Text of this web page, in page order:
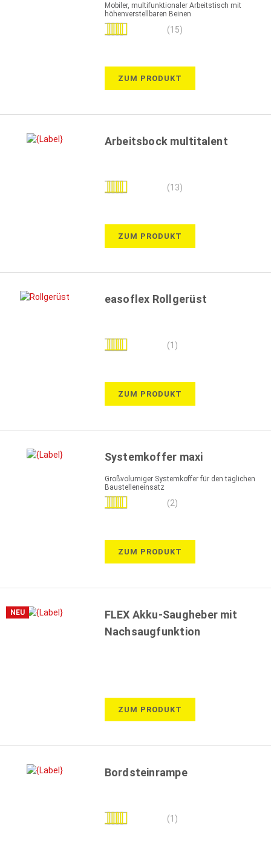
Mobiler, multifunktionaler Arbeitstisch mit
höhenverstellbaren Beinen
Bewertung:
(15)
ZUM PRODUKT
Arbeitsbock multitalent
Bewertung: (13)
ZUM PRODUKT
easoflex Rollgerüst
Bewertung: (1)
ZUM PRODUKT
Systemkoffer maxi
Großvolumiger Systemkoffer für den täglichen
Baustelleneinsatz
Bewertung:
(2)
ZUM PRODUKT
NEU
FLEX Akku-Saugheber mit
Nachsaugfunktion
ZUM PRODUKT
Bordsteinrampe
Bewertung: (1)